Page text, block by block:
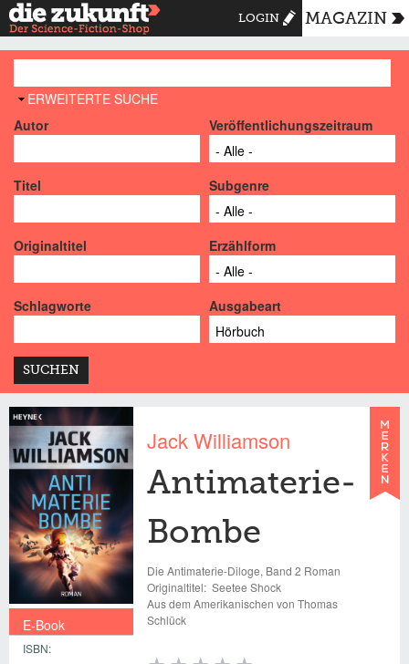
LOGIN MAGAZIN
AUSBLENDEN
ERWEITERTE SUCHE
Autor
Veröffentlichungszeitraum
Titel Subgenre
Originaltitel Erzählform
Schlagworte Ausgabeart
E-Book
ISBN:
Jack Williamson
Antimaterie-
Bombe
Die Antimaterie-Diloge, Band 2 Roman
Originaltitel: Seetee Shock
Aus dem Amerikanischen von Thomas
Schlück